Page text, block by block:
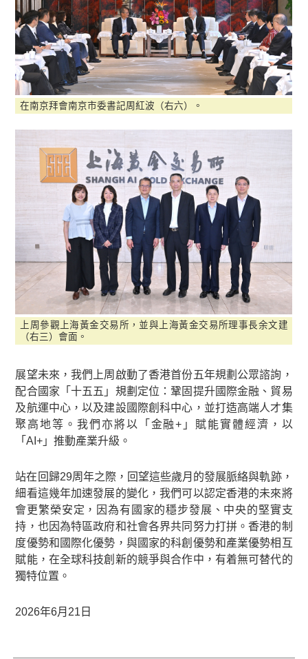
在南京拜會南京市委書記周紅波（右六）。
上周參觀上海黃金交易所，並與上海黃金交易所理事長余文建
（右三）會面。
展望未來，我們上周啟動了香港首份五年規劃公眾諮詢，
配合國家「十五五」規劃定位：鞏固提升國際金融、貿易
及航運中心，以及建設國際創科中心，並打造高端人才集
聚高地等。我們亦將以「金融+」賦能實體經濟，以
「AI+」推動產業升級。
站在回歸29周年之際，回望這些歲月的發展脈絡與軌跡，
細看這幾年加速發展的變化，我們可以認定香港的未來將
會更繁榮安定，因為有國家的穩步發展、中央的堅實支
持，也因為特區政府和社會各界共同努力打拼。香港的制
度優勢和國際化優勢，與國家的科創優勢和產業優勢相互
賦能，在全球科技創新的競爭與合作中，有着無可替代的
獨特位置。
2026年6月21日